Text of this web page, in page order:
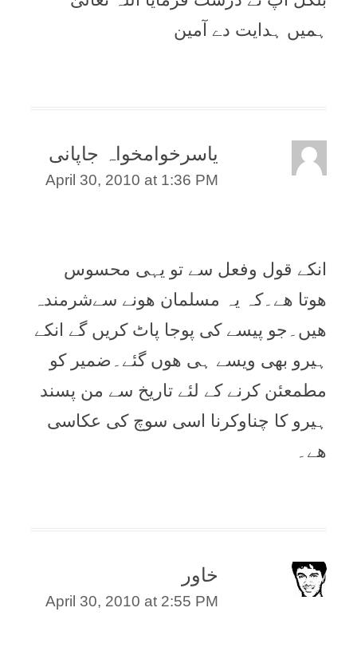
ہمیں ہدایت دے آمین
یاسرخوامخواہ جاپانی
April 30, 2010 at 1:36 PM
انکے قول وفعل سے تو یہی محسوس
ھوتا ھے۔کہ یہ مسلمان ھونے سےشرمندہ
ھیں۔جو پیسے کی پوجا پاٹ کریں گے انکے
ہیرو بھی ویسے ہی ھوں گئے۔ضمیر کو
مطمعئن کرنے کے لئے تاریخ سے من پسند
ہیرو کا چناوکرنا اسی سوچ کی عکاسی
ھے۔
خاور
April 30, 2010 at 2:55 PM